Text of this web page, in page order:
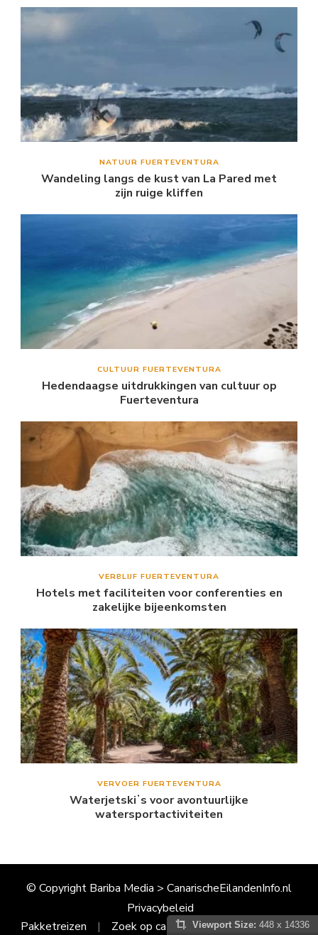
NATUUR FUERTEVENTURA
Wandeling langs de kust van La Pared met
zijn ruige kliffen
CULTUUR FUERTEVENTURA
Hedendaagse uitdrukkingen van cultuur op
Fuerteventura
VERBLIJF FUERTEVENTURA
Hotels met faciliteiten voor conferenties en
zakelijke bijeenkomsten
VERVOER FUERTEVENTURA
Waterjetskiʼs voor avontuurlijke
watersportactiviteiten
© Copyright Bariba Media > CanarischeEilandenInfo.nl
Privacybeleid
Pakketreizen
Zoek op categorie Disclaimer
Viewport Size: 448 x 14336